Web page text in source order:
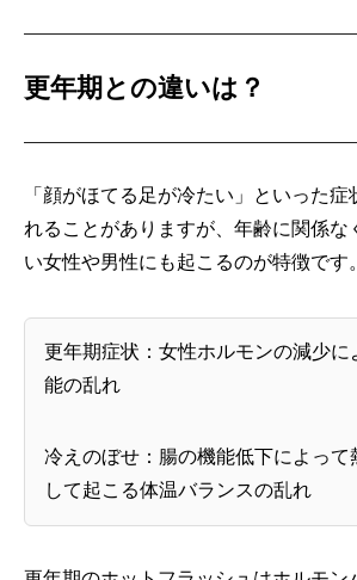
更年期との違いは？
「顔がほてる足が冷たい」といった症
れることがありますが、年齢に関係な
い女性や男性にも起こるのが特徴です。
更年期症状：女性ホルモンの減少に
能の乱れ
冷えのぼせ：腸の機能低下によって
して起こる体温バランスの乱れ